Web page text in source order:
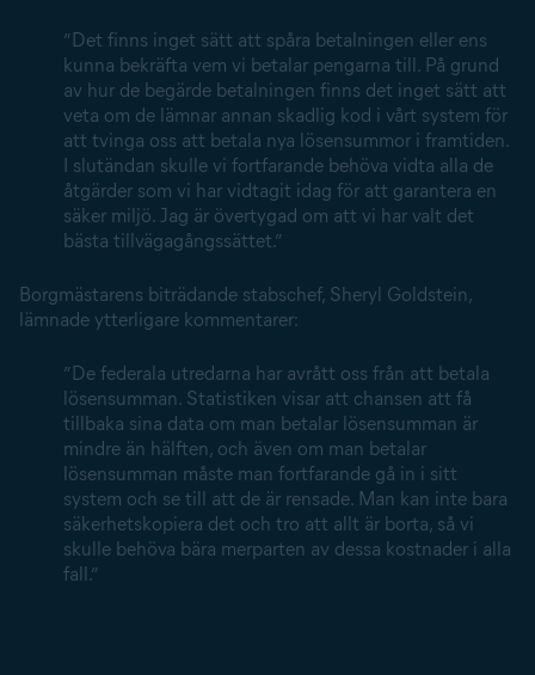
”Det finns inget sätt att spåra betalningen eller ens
kunna bekräfta vem vi betalar pengarna till. På grund
av hur de begärde betalningen finns det inget sätt att
veta om de lämnar annan skadlig kod i vårt system för
att tvinga oss att betala nya lösensummor i framtiden.
I slutändan skulle vi fortfarande behöva vidta alla de
åtgärder som vi har vidtagit idag för att garantera en
säker miljö. Jag är övertygad om att vi har valt det
bästa tillvägagångssättet.”
Borgmästarens biträdande stabschef, Sheryl Goldstein,
lämnade ytterligare kommentarer:
”De federala utredarna har avrått oss från att betala
lösensumman. Statistiken visar att chansen att få
tillbaka sina data om man betalar lösensumman är
mindre än hälften, och även om man betalar
lösensumman måste man fortfarande gå in i sitt
system och se till att de är rensade. Man kan inte bara
säkerhetskopiera det och tro att allt är borta, så vi
skulle behöva bära merparten av dessa kostnader i alla
fall.”